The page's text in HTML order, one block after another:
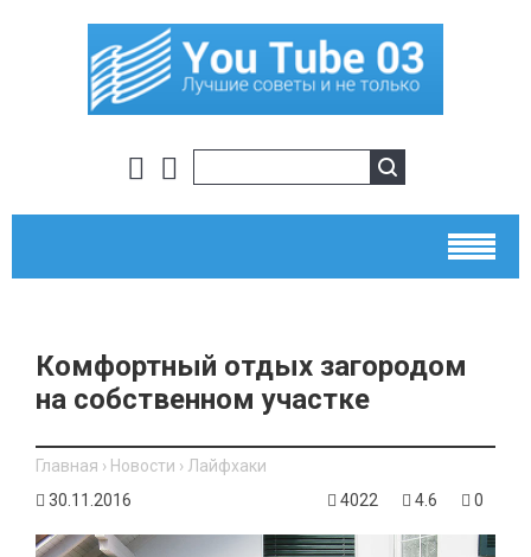
Комфортный отдых загородом
на собственном участке
Главная › Новости › Лайфхаки
30.11.2016
4022 4.6 0